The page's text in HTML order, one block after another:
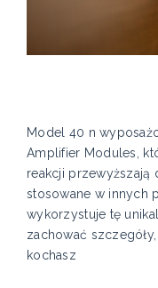
Model 40 n
Amplifier Modules,
reakcji przewyższają
stosowane w innych
wykorzystuje tę
zachować
kochasz